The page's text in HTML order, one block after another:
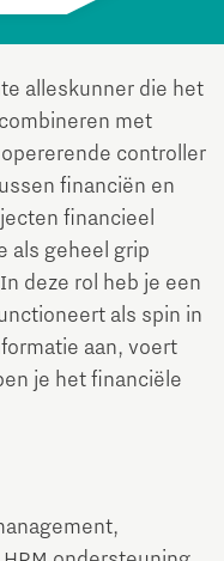
alleskunner die het
met
controller
financiën en
financieel
als geheel grip
deze rol heb je een
als spin in
aan, voert
je het financiële